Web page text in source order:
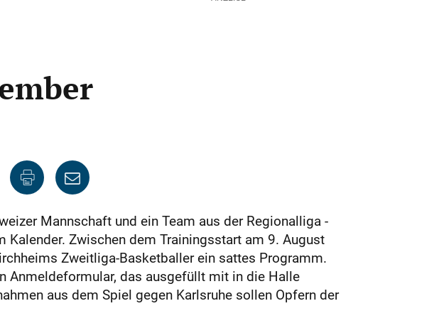
Mannschaft und ein Team aus der Regionalliga -
Zwischen dem Trainingsstart am 9. August
Zweitliga-Basketballer ein sattes Programm.
Anmeldeformular, das ausgefüllt mit in die Halle
aus dem Spiel gegen Karlsruhe sollen Opfern der